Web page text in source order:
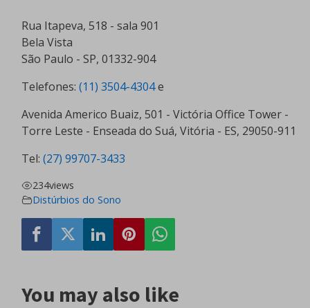
Rua Itapeva, 518 - sala 901
Bela Vista
São Paulo - SP, 01332-904
Telefones: (11) 3504-4304e
Avenida Americo Buaiz, 501 - Victória Office Tower -
Torre Leste - Enseada do Suá, Vitória - ES, 29050-911
Tel: (27) 99707-3433
234views
Distúrbios do Sono
You may also like